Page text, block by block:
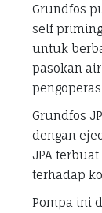
Grundfos
self
untuk
pasokan
Grundfos
dengan
JPA
terhadap
Pompa ini